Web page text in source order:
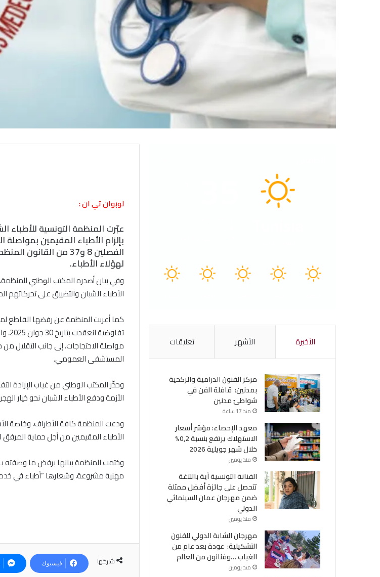
لوبوان تي ان :
عبّرت المنظمة التونسية للأطباء
بإلزام الأطباء المقيمين
الفصلين 8 و37 من
لهؤلاء الأطباء.
وفي بيان أصدره المكتب الوطني
الأطباء الشبان والتضييق على تحركاتهم
كما أعربت المنظمة عن رفضها القاطع
مواصلة الاحتجاجات، إلى جانب
المستشفى العمومي.
وحذّر المكتب الوطني من غياب الإرادة
الأزمة ودفع الأطباء الشبان نحو خيار
ودعت المنظمة كافة الأطراف، وخاصة
الأطباء المقيمين من أجل حماية
وختمت المنظمة بيانها برفض ما وصفته
مهنية مشروعة، وشعارها “أطباء في
شاركها فيسبوك
الأخيرة الأشهر تعليقات
مركز الفنون الدرامية والركحية
بمدنين: قافلة الفن في
شواطئ مدنين
منذ 17 ساعة
معهد الإحصاء: مؤشر أسعار
الاستهلاك يرتفع بنسبة 0,2%
خلال شهر جويلية 2026
منذ يومين
الفنانة التونسية آية باللآغة
تتحصل على جائزة أفضل ممثلة
ضمن مهرجان عمان السينمائي
الدولي
منذ يومين
مهرجان الشابة الدولي للفنون
التشكيلية: عودة بعد عام من
الغياب …وفنانون من العالم
منذ يومين